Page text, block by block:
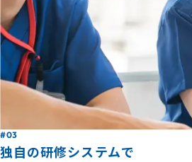
#03
独自の研修システムで